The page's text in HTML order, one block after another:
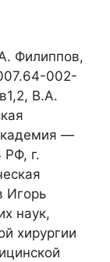
Филиппов,
002-
В.А.
―
г.
Игорь
наук,
хирургии